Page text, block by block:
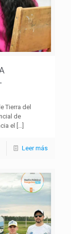
Tierra del
de
el […]
Leer más